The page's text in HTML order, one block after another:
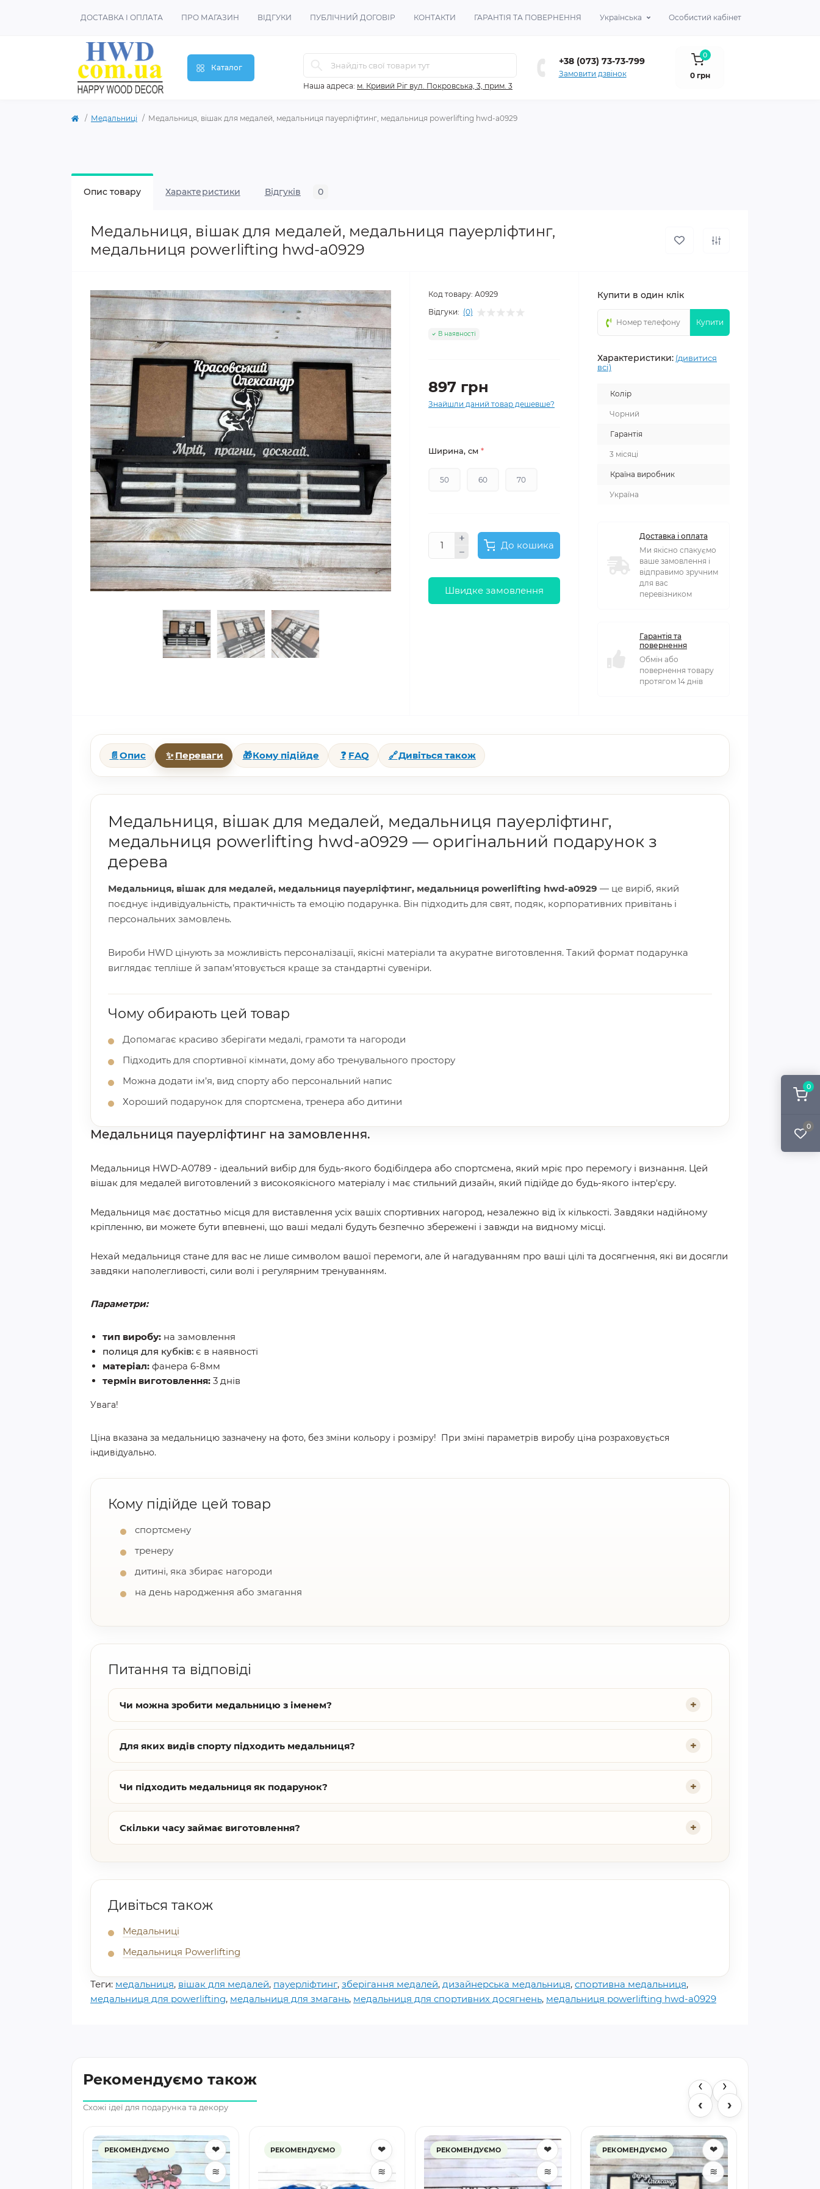
0
0
ДОСТАВКА І ОПЛАТА ПРО МАГАЗИН ВІДГУКИ ПУБЛІЧНИЙ ДОГОВІР КОНТАКТИ ГАРАНТІЯ ТА ПОВЕРНЕННЯ Українська Особистий кабінет
Каталог
Наша адреса: м. Кривий Ріг вул. Покровська, 3, прим. 3
+38 (073) 73-73-799
Замовити дзвінок
0
0 грн
Медальниці Медальниця, вішак для медалей, медальниця пауерліфтинг, медальниця powerlifting hwd-a0929
Опис товару Характеристики Відгуків 0
Медальниця, вішак для медалей, медальниця пауерліфтинг,
медальниця powerlifting hwd-a0929
Код товару: А0929
Відгуки: (0)
В наявності
897 грн
Знайшли даний товар дешевше?
Ширина, см *
50 60 70
До кошика
Швидке замовлення
Купити в один клік
Купити
Характеристики: (дивитися
всі)
Колір
Чорний
Гарантія
3 місяці
Країна виробник
Україна
Доставка і оплата
Ми якісно спакуємо
ваше замовлення і
відправимо зручним
для вас
перевізником
Гарантія та
повернення
Обмін або
повернення товару
протягом 14 днів
📄 Опис ✨ Переваги 🎁Кому підійде ❓ FAQ 🔗Дивіться також
Медальниця, вішак для медалей, медальниця пауерліфтинг,
медальниця powerlifting hwd-a0929 — оригінальний подарунок з
дерева
Медальниця, вішак для медалей, медальниця пауерліфтинг, медальниця powerlifting hwd-a0929 — це виріб, який
поєднує індивідуальність, практичність та емоцію подарунка. Він підходить для свят, подяк, корпоративних привітань і
персональних замовлень.
Вироби HWD цінують за можливість персоналізації, якісні матеріали та акуратне виготовлення. Такий формат подарунка
виглядає тепліше й запам’ятовується краще за стандартні сувеніри.
Чому обирають цей товар
Допомагає красиво зберігати медалі, грамоти та нагороди
Підходить для спортивної кімнати, дому або тренувального простору
Можна додати ім’я, вид спорту або персональний напис
Хороший подарунок для спортсмена, тренера або дитини
Медальниця пауерліфтинг на замовлення.
Медальниця HWD-A0789 - ідеальний вибір для будь-якого бодібілдера або спортсмена, який мріє про перемогу і визнання. Цей
вішак для медалей виготовлений з високоякісного матеріалу і має стильний дизайн, який підійде до будь-якого інтер'єру.
Медальниця має достатньо місця для виставлення усіх вашіх спортивних нагород, незалежно від їх кількості. Завдяки надійному
кріпленню, ви можете бути впевнені, що ваші медалі будуть безпечно збережені і завжди на видному місці.
Нехай медальниця стане для вас не лише символом вашої перемоги, але й нагадуванням про ваші цілі та досягнення, які ви досягли
завдяки наполегливості, сили волі і регулярним тренуванням.
Параметри:
тип виробу: на замовлення
полиця для кубків: є в наявності
матеріал: фанера 6-8мм
термін виготовлення: 3 днів
Увага!
Ціна вказана за медальницю зазначену на фото, без зміни кольору і розміру! При зміні параметрів виробу ціна розраховується
індивідуально.
Кому підійде цей товар
спортсмену
тренеру
дитині, яка збирає нагороди
на день народження або змагання
Питання та відповіді
Чи можна зробити медальницю з іменем?
Для яких видів спорту підходить медальниця?
Чи підходить медальниця як подарунок?
Скільки часу займає виготовлення?
Дивіться також
Медальниці
Медальниця Powerlifting
Теги: медальниця, вішак для медалей, пауерліфтинг, зберігання медалей, дизайнерська медальниця, спортивна медальниця,
медальниця для powerlifting, медальниця для змагань, медальниця для спортивних досягнень, медальниця powerlifting hwd-a0929
Рекомендуємо також
Схожі ідеї для подарунка та декору
‹ ›
‹
РЕКОМЕНДУЄМО
❤
≋
РЕКОМЕНДУЄМО
❤
≋
РЕКОМЕНДУЄМО
❤
≋
РЕКОМЕНДУЄМО
❤
≋
›